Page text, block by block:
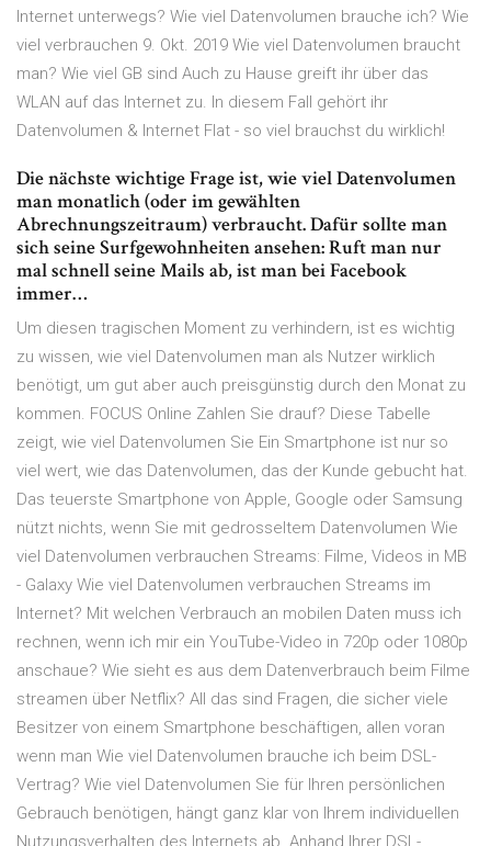
Internet unterwegs? Wie viel Datenvolumen brauche ich? Wie
viel verbrauchen 9. Okt. 2019 Wie viel Datenvolumen braucht
man? Wie viel GB sind Auch zu Hause greift ihr über das
WLAN auf das Internet zu. In diesem Fall gehört ihr
Datenvolumen & Internet Flat - so viel brauchst du wirklich!
Die nächste wichtige Frage ist, wie viel Datenvolumen
man monatlich (oder im gewählten
Abrechnungszeitraum) verbraucht. Dafür sollte man
sich seine Surfgewohnheiten ansehen: Ruft man nur
mal schnell seine Mails ab, ist man bei Facebook
immer…
Um diesen tragischen Moment zu verhindern, ist es wichtig
zu wissen, wie viel Datenvolumen man als Nutzer wirklich
benötigt, um gut aber auch preisgünstig durch den Monat zu
kommen. FOCUS Online Zahlen Sie drauf? Diese Tabelle
zeigt, wie viel Datenvolumen Sie Ein Smartphone ist nur so
viel wert, wie das Datenvolumen, das der Kunde gebucht hat.
Das teuerste Smartphone von Apple, Google oder Samsung
nützt nichts, wenn Sie mit gedrosseltem Datenvolumen Wie
viel Datenvolumen verbrauchen Streams: Filme, Videos in MB
- Galaxy Wie viel Datenvolumen verbrauchen Streams im
Internet? Mit welchen Verbrauch an mobilen Daten muss ich
rechnen, wenn ich mir ein YouTube-Video in 720p oder 1080p
anschaue? Wie sieht es aus dem Datenverbrauch beim Filme
streamen über Netflix? All das sind Fragen, die sicher viele
Besitzer von einem Smartphone beschäftigen, allen voran
wenn man Wie viel Datenvolumen brauche ich beim DSL-
Vertrag? Wie viel Datenvolumen Sie für Ihren persönlichen
Gebrauch benötigen, hängt ganz klar von Ihrem individuellen